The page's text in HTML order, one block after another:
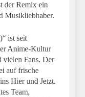
der Remix ein
Musikliebhaber.
ist seit
Anime-Kultur
vielen Fans. Der
auf frische
Hier und Jetzt.
Team,